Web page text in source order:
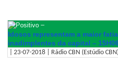
–
Idosos representam a maior
inadimplentes da capital –
| 23-07-2018 | Rádio CBN (Estúdio